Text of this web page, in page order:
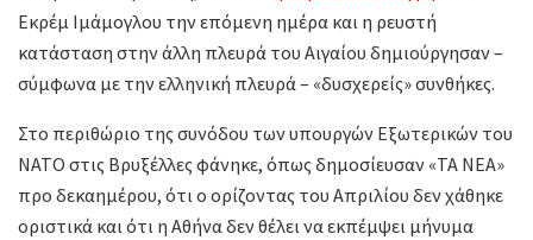
Εκρέμ Ιμάμογλου την επόμενη ημέρα και η ρευστή
κατάσταση στην άλλη πλευρά του Αιγαίου δημιούργησαν –
σύμφωνα με την ελληνική πλευρά – «δυσχερείς» συνθήκες.
Στο περιθώριο της συνόδου των υπουργών Εξωτερικών του
ΝΑΤΟ στις Βρυξέλλες φάνηκε, όπως δημοσίευσαν «ΤΑ ΝΕΑ»
προ δεκαημέρου, ότι ο ορίζοντας του Απριλίου δεν χάθηκε
οριστικά και ότι η Αθήνα δεν θέλει να εκπέμψει μήνυμα